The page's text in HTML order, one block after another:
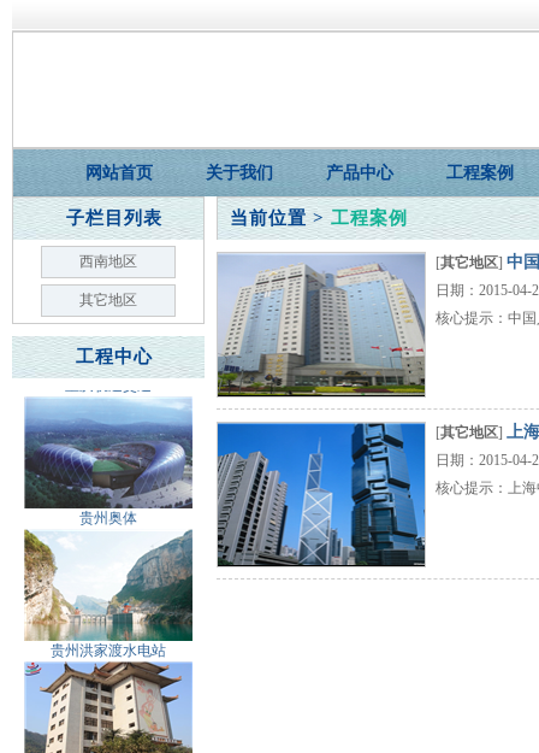
网站首页 关于我们 产品中心 工程案例
当前位置 > 工程案例
[其它地区] 中
日期：2015-
核心提示：中
[其它地区] 上
日期：2015-
核心提示：上
子栏目列表
西南地区
其它地区
工程中心
重庆公安局
重庆轨道交通
贵州奥体
贵州洪家渡水电站